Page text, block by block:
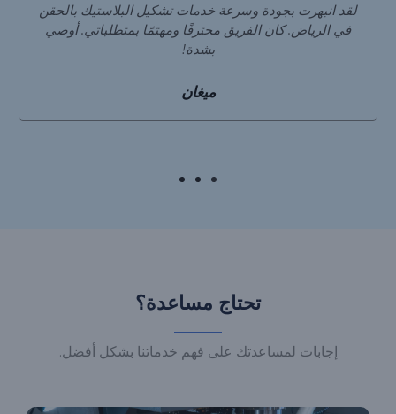
لقد انبهرت بجودة وسرعة خدمات تشكيل البلاستيك بالحقن
في الرياض. كان الفريق محترفًا ومهتمًا بمتطلباتي. أوصي
بشدة!
ميغان
تحتاج مساعدة؟
إجابات لمساعدتك على فهم خدماتنا بشكل أفضل.